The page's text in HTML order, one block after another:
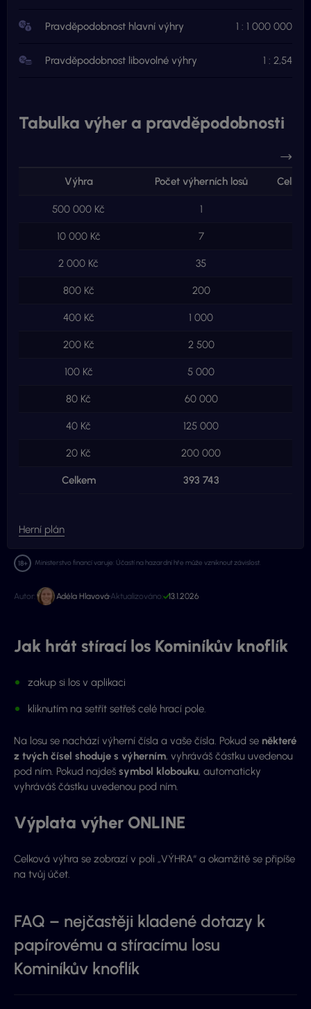
Pravděpodobnost hlavní výhry 1 : 1 000 000
Pravděpodobnost libovolné výhry 1 : 2,54
Tabulka výher a pravděpodobnosti
Výhra Počet výherních losů
Celkem 393 743
500 000 Kč 1
10 000 Kč 7
2 000 Kč 35
800 Kč 200
400 Kč 1 000
200 Kč 2 500
100 Kč 5 000
80 Kč 60 000
40 Kč 125 000
20 Kč 200 000
Herní plán
Ministerstvo financí varuje: Účastí na hazardní hře může vzniknout závislost.
Autor: Adéla Hlavová Aktualizováno: 13.1.2026
Jak hrát stírací los Kominíkův knoflík
zakup si los v aplikaci
kliknutím na setřít setřeš celé hrací pole.
Na losu se nachází výherní čísla a vaše čísla. Pokud se některé
z tvých čísel shoduje s výherním, vyhráváš částku uvedenou
pod ním. Pokud najdeš symbol klobouku, automaticky
vyhráváš částku uvedenou pod ním.
Výplata výher ONLINE
Celková výhra se zobrazí v poli „VÝHRA“ a okamžitě se připíše
na tvůj účet.
FAQ – nejčastěji kladené dotazy k
papírovému a stíracímu losu
Kominíkův knoflík